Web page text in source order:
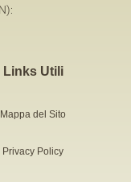
Links Utili
Mappa del Sito
Privacy Policy